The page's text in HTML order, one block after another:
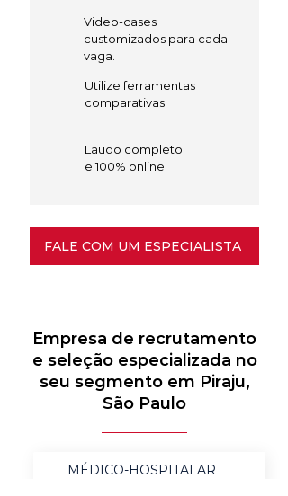
Video-cases
customizados para cada
vaga.
Utilize ferramentas
comparativas.
Laudo completo
e 100% online.
FALE COM UM ESPECIALISTA
Empresa de recrutamento
e seleção especializada no
seu segmento em Piraju,
São Paulo
MÉDICO-HOSPITALAR